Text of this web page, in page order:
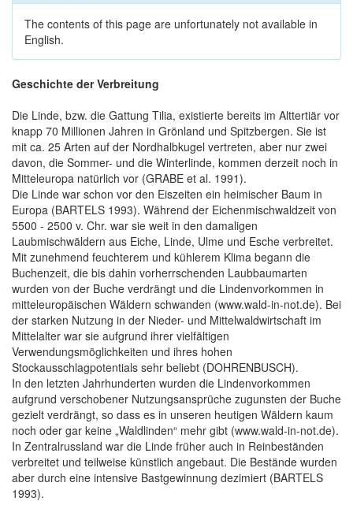
The contents of this page are unfortunately not available in
English.
Geschichte der Verbreitung
Die Linde, bzw. die Gattung Tilia, existierte bereits im Alttertiär vor
knapp 70 Millionen Jahren in Grönland und Spitzbergen. Sie ist
mit ca. 25 Arten auf der Nordhalbkugel vertreten, aber nur zwei
davon, die Sommer- und die Winterlinde, kommen derzeit noch in
Mitteleuropa natürlich vor (GRABE et al. 1991).
Die Linde war schon vor den Eiszeiten ein heimischer Baum in
Europa (BARTELS 1993). Während der Eichenmischwaldzeit von
5500 - 2500 v. Chr. war sie weit in den damaligen
Laubmischwäldern aus Eiche, Linde, Ulme und Esche verbreitet.
Mit zunehmend feuchterem und kühlerem Klima begann die
Buchenzeit, die bis dahin vorherrschenden Laubbaumarten
wurden von der Buche verdrängt und die Lindenvorkommen in
mitteleuropäischen Wäldern schwanden (www.wald-in-not.de). Bei
der starken Nutzung in der Nieder- und Mittelwaldwirtschaft im
Mittelalter war sie aufgrund ihrer vielfältigen
Verwendungsmöglichkeiten und ihres hohen
Stockausschlagpotentials sehr beliebt (DOHRENBUSCH).
In den letzten Jahrhunderten wurden die Lindenvorkommen
aufgrund verschobener Nutzungsansprüche zugunsten der Buche
gezielt verdrängt, so dass es in unseren heutigen Wäldern kaum
noch oder gar keine „Waldlinden“ mehr gibt (www.wald-in-not.de).
In Zentralrussland war die Linde früher auch in Reinbeständen
verbreitet und teilweise künstlich angebaut. Die Bestände wurden
aber durch eine intensive Bastgewinnung dezimiert (BARTELS
1993).